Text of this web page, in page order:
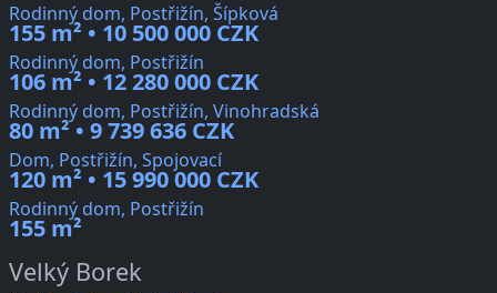
Rodinný dom, Postřižín, Šípková
155 m² • 10 500 000 CZK
Rodinný dom, Postřižín
106 m² • 12 280 000 CZK
Rodinný dom, Postřižín, Vinohradská
80 m² • 9 739 636 CZK
Dom, Postřižín, Spojovací
120 m² • 15 990 000 CZK
Rodinný dom, Postřižín
155 m²
Velký Borek